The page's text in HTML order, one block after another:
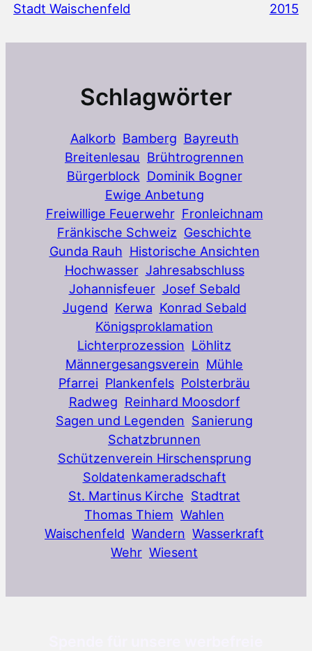
Stadt Waischenfeld
2015
Schlagwörter
Aalkorb Bamberg Bayreuth
Breitenlesau Brühtrogrennen
Bürgerblock Dominik Bogner
Ewige Anbetung
Freiwillige Feuerwehr Fronleichnam
Fränkische Schweiz Geschichte
Gunda Rauh Historische Ansichten
Hochwasser Jahresabschluss
Johannisfeuer Josef Sebald
Jugend Kerwa Konrad Sebald
Königsproklamation
Lichterprozession Löhlitz
Männergesangsverein Mühle
Pfarrei Plankenfels Polsterbräu
Radweg Reinhard Moosdorf
Sagen und Legenden Sanierung
Schatzbrunnen
Schützenverein Hirschensprung
Soldatenkameradschaft
St. Martinus Kirche Stadtrat
Thomas Thiem Wahlen
Waischenfeld Wandern Wasserkraft
Wehr Wiesent